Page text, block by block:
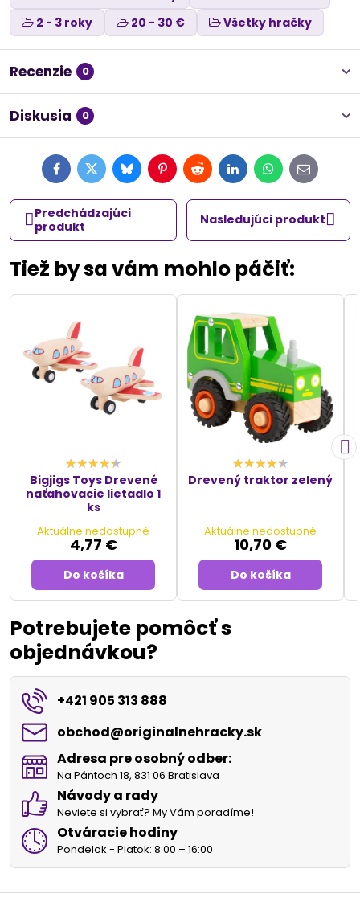
2 - 3 roky
20 - 30 € Všetky hračky
Recenzie 0
Diskusia 0
FacebookTwitterBlueskyPinterestRedditLinkedInWhatsApp
E-
mail
Predchádzajúci
produkt
Nasledujúci produkt
Tiež by sa vám mohlo páčiť:
Bigjigs Toys Drevené
naťahovacie lietadlo 1
ks
Aktuálne nedostupné
4,77 €
Do košíka
Drevený traktor zelený
Aktuálne nedostupné
10,70 €
Do košíka
Potrebujete pomôcť s
objednávkou?
+421 905 313 888
obchod​@originalnehracky​.sk
Adresa pre osobný odber:
Na Pántoch 18, 831 06 Bratislava
Návody a rady
Neviete si vybrať? My Vám poradíme!
Otváracie hodiny
Pondelok - Piatok: 8:00 – 16:00